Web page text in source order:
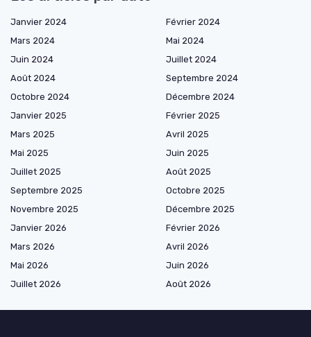
Janvier 2024
Février 2024
Mars 2024
Mai 2024
Juin 2024
Juillet 2024
Août 2024
Septembre 2024
Octobre 2024
Décembre 2024
Janvier 2025
Février 2025
Mars 2025
Avril 2025
Mai 2025
Juin 2025
Juillet 2025
Août 2025
Septembre 2025
Octobre 2025
Novembre 2025
Décembre 2025
Janvier 2026
Février 2026
Mars 2026
Avril 2026
Mai 2026
Juin 2026
Juillet 2026
Août 2026